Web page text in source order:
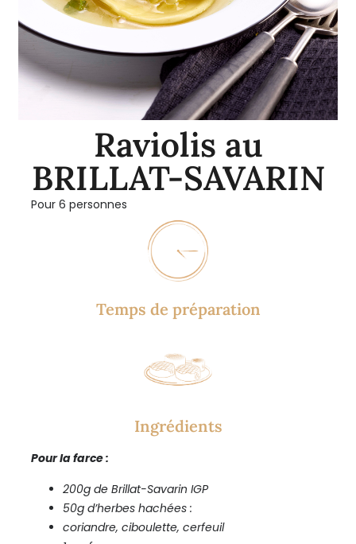
Raviolis au
BRILLAT-SAVARIN
Pour 6 personnes
Temps de préparation
Ingrédients
Pour la farce :
200g de Brillat-Savarin IGP
50g d’herbes hachées :
coriandre, ciboulette, cerfeuil